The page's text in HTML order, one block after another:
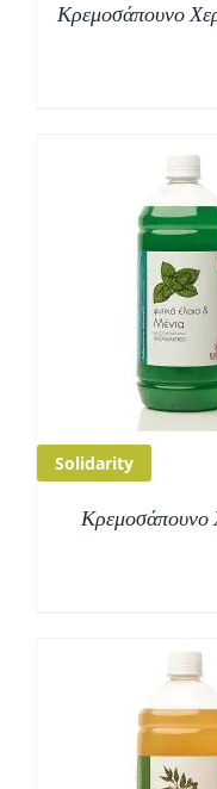
Κρεμοσάπουνο
Solidarity
Κρεμοσάπουνο